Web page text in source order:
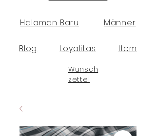
Halaman Baru Männer
Blog Loyalitas Item
Wunsch
zettel